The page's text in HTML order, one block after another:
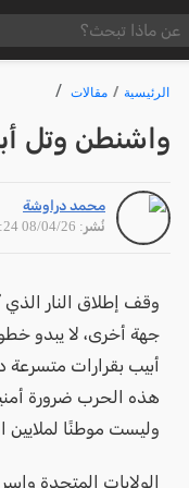
الرئيسية مقالات
واشنطن وتل
محمد دراوشة
نُشر: 08/04/26 08:24
وقف إطلاق النار الذي
جهة أخرى، لا يبدو
أبيب بقرارات متسرعة
هذه الحرب ضرورة
وليست موطنًا لملايين
الولايات المتحدة